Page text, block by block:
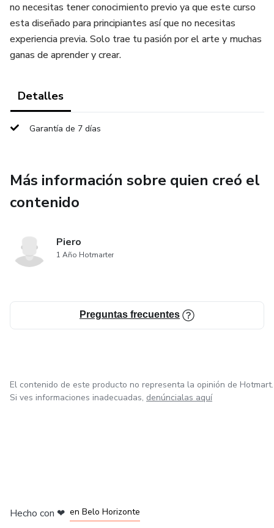
no necesitas tener conocimiento previo ya que este curso
esta diseñado para principiantes así que no necesitas
experiencia previa. Solo trae tu pasión por el arte y muchas
ganas de aprender y crear.
Detalles
Garantía de 7 días
Más información sobre quien creó el
contenido
Piero
1 Año Hotmarter
Preguntas frecuentes
El contenido de este producto no representa la opinión de Hotmart.
Si ves informaciones inadecuadas, denúncialas aquí
Hecho con ❤ en Belo Horizonte